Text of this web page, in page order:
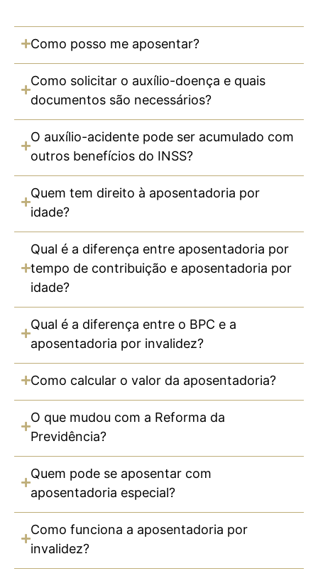
Como posso me aposentar?
Como solicitar o auxílio-doença e quais
documentos são necessários?
O auxílio-acidente pode ser acumulado com
outros benefícios do INSS?
Quem tem direito à aposentadoria por
idade?
Qual é a diferença entre aposentadoria por
tempo de contribuição e aposentadoria por
idade?
Qual é a diferença entre o BPC e a
aposentadoria por invalidez?
Como calcular o valor da aposentadoria?
O que mudou com a Reforma da
Previdência?
Quem pode se aposentar com
aposentadoria especial?
Como funciona a aposentadoria por
invalidez?